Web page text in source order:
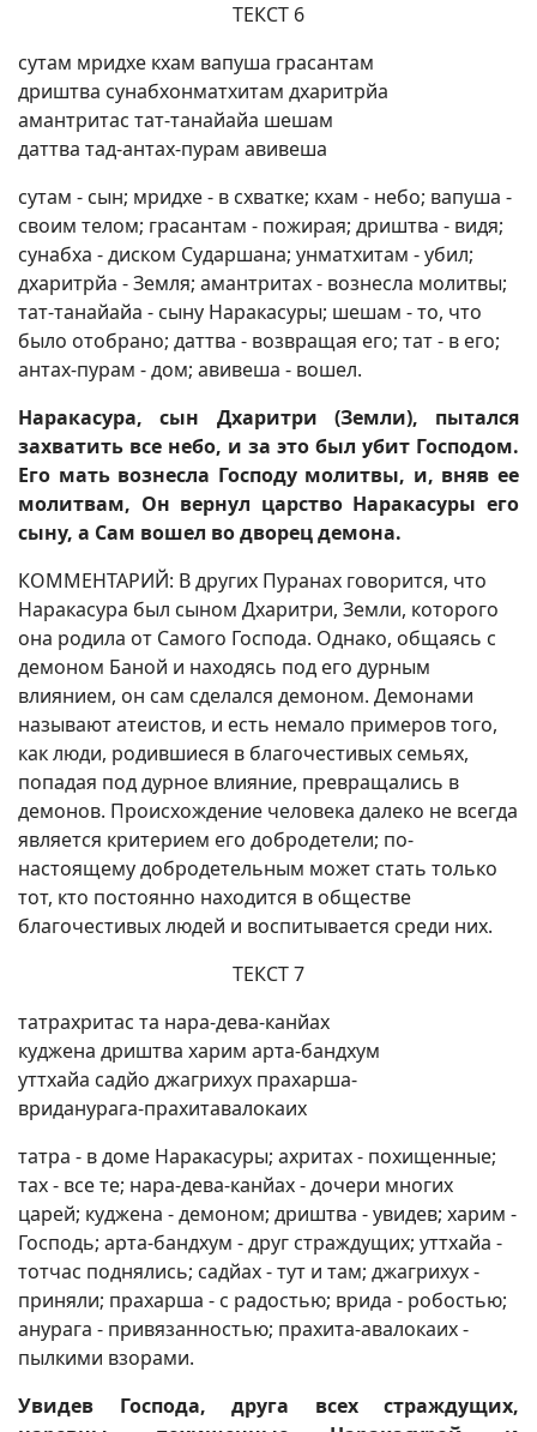
ТЕКСТ 6
сутам мридхе кхам вапуша грасантам
дриштва сунабхонматхитам дхаритрйа
амантритас тат-танайайа шешам
даттва тад-антах-пурам авивеша
сутам - сын; мридхе - в схватке; кхам - небо; вапуша -
своим телом; грасантам - пожирая; дриштва - видя;
сунабха - диском Сударшана; унматхитам - убил;
дхаритрйа - Земля; амантритах - вознесла молитвы;
тат-танайайа - сыну Наракасуры; шешам - то, что
было отобрано; даттва - возвращая его; тат - в его;
антах-пурам - дом; авивеша - вошел.
Наракасура, сын Дхаритри (Земли), пытался
захватить все небо, и за это был убит Господом.
Его мать вознесла Господу молитвы, и, вняв ее
молитвам, Он вернул царство Наракасуры его
сыну, а Сам вошел во дворец демона.
КОММЕНТАРИЙ: В других Пуранах говорится, что
Наракасура был сыном Дхаритри, Земли, которого
она родила от Самого Господа. Однако, общаясь с
демоном Баной и находясь под его дурным
влиянием, он сам сделался демоном. Демонами
называют атеистов, и есть немало примеров того,
как люди, родившиеся в благочестивых семьях,
попадая под дурное влияние, превращались в
демонов. Происхождение человека далеко не всегда
является критерием его добродетели; по-
настоящему добродетельным может стать только
тот, кто постоянно находится в обществе
благочестивых людей и воспитывается среди них.
ТЕКСТ 7
татрахритас та нара-дева-канйах
куджена дриштва харим арта-бандхум
уттхайа садйо джагрихух прахарша-
вриданурага-прахитавалокаих
татра - в доме Наракасуры; ахритах - похищенные;
тах - все те; нара-дева-канйах - дочери многих
царей; куджена - демоном; дриштва - увидев; харим -
Господь; арта-бандхум - друг страждущих; уттхайа -
тотчас поднялись; садйах - тут и там; джагрихух -
приняли; прахарша - с радостью; врида - робостью;
анурага - привязанностью; прахита-авалокаих -
пылкими взорами.
Увидев Господа, друга всех страждущих,